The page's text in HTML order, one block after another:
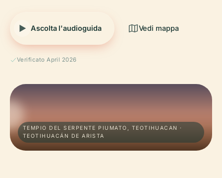
Ascolta l'audioguida Vedi mappa
Verificato April 2026
TEMPIO DEL SERPENTE PIUMATO, TEOTIHUACAN ·
TEOTIHUACÁN DE ARISTA